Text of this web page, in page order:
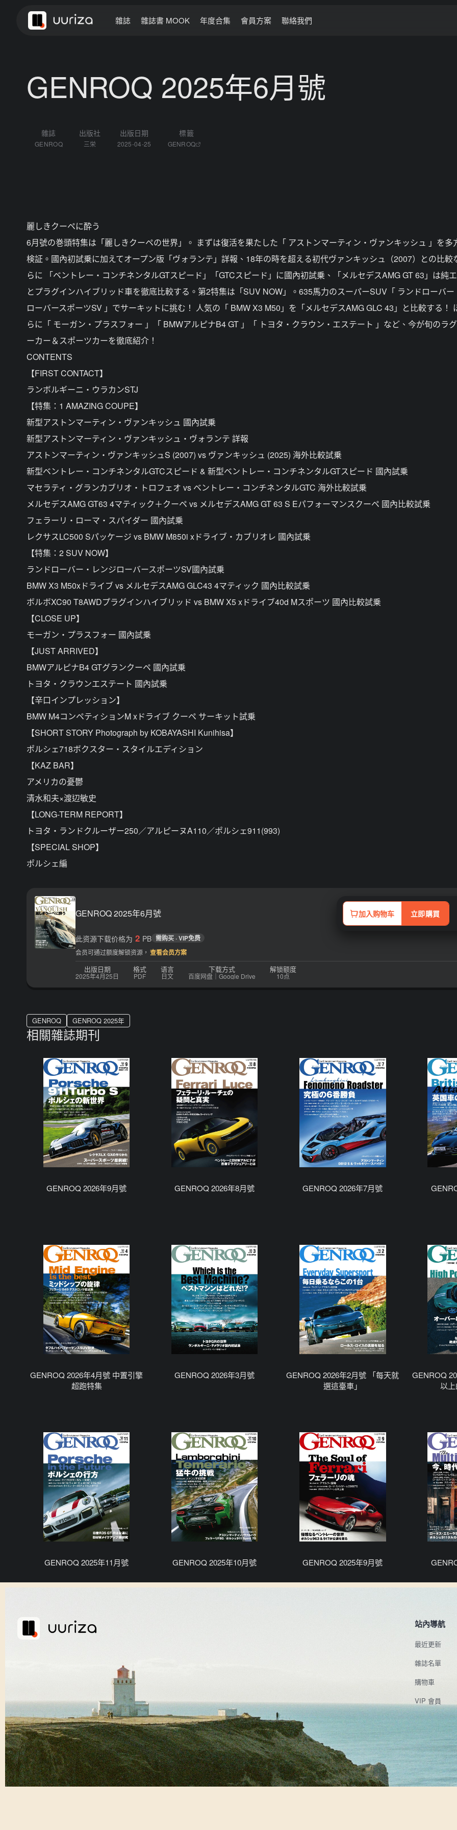
雜誌 雜誌書 MOOK 年度合集 會員方案 聯絡我們
GENROQ 2025年6月號
雜誌
GENROQ
出版社
三栄
出版日期
2025-04-25
標籤
GENROQ
麗しきクーペに酔う
6月號の巻頭特集は「麗しきクーペの世界」。 まずは復活を果たした「 アストンマーティン・ヴァンキッシュ 」を多
検証。國內初試乗に加えてオープン版「ヴォランテ」詳報、18年の時を超える初代ヴァンキッシュ（2007）との比較
らに 「ベントレー・コンチネンタルGTスピード」「GTCスピード」に國內初試乗、「メルセデスAMG GT 63」は純
とプラグインハイブリッド車を徹底比較する。第2特集は「SUV NOW」。635馬力のスーパーSUV「 ランドローバ
ローバースポーツSV 」でサーキットに挑む！ 人気の「 BMW X3 M50」を「メルセデスAMG GLC 43」と比較する！
らに「 モーガン・プラスフォー 」「 BMWアルピナB4 GT 」「 トヨタ・クラウン・エステート 」など、今が旬のラ
ーカー＆スポーツカーを徹底紹介！
CONTENTS
【FIRST CONTACT】
ランボルギーニ・ウラカンSTJ
【特集：1 AMAZING COUPE】
新型アストンマーティン・ヴァンキッシュ 國內試乗
新型アストンマーティン・ヴァンキッシュ・ヴォランテ 詳報
アストンマーティン・ヴァンキッシュS (2007) vs ヴァンキッシュ (2025) 海外比較試乗
新型ベントレー・コンチネンタルGTCスピード & 新型ベントレー・コンチネンタルGTスピード 國內試乗
マセラティ・グランカブリオ・トロフェオ vs ベントレー・コンチネンタルGTC 海外比較試乗
メルセデスAMG GT63 4マティック＋クーペ vs メルセデスAMG GT 63 S Eパフォーマンスクーペ 國內比較試乗
フェラーリ・ローマ・スパイダー 國內試乗
レクサスLC500 Sパッケージ vs BMW M850i xドライブ・カブリオレ 國內試乗
【特集：2 SUV NOW】
ランドローバー・レンジローバースポーツSV國內試乗
BMW X3 M50xドライブ vs メルセデスAMG GLC43 4マティック 國內比較試乗
ボルボXC90 T8AWDプラグインハイブリッド vs BMW X5 xドライブ40d Mスポーツ 國內比較試乗
【CLOSE UP】
モーガン・プラスフォー 國內試乗
【JUST ARRIVED】
BMWアルピナB4 GTグランクーペ 國內試乗
トヨタ・クラウンエステート 國內試乗
【辛口インプレッション】
BMW M4コンペティションM xドライブ クーペ サーキット試乗
【SHORT STORY Photograph by KOBAYASHI Kunihisa】
ポルシェ718ボクスター・スタイルエディション
【KAZ BAR】
アメリカの憂鬱
清水和夫×渡辺敏史
【LONG-TERM REPORT】
トヨタ・ランドクルーザー250／アルピーヌA110／ポルシェ911(993)
【SPECIAL SHOP】
ポルシェ編
GENROQ 2025年6月號 加入购物车 立即購買
此资源下载价格为 2 PB 需购买 · VIP免费
会员可通过额度解锁资源， 查看会员方案
出版日期
2025年4月25日
格式
PDF
语言
日文
下载方式
百度网盘｜Google Drive
解锁额度
10点
GENROQ GENROQ 2025年
相關雜誌期刊
GENROQ 2026年9月號 GENROQ 2026年8月號 GENROQ 2026年7月號
GENROQ 2026年4月號 中置引擎
超跑特集
GENROQ 2026年3月號
GENROQ 2026年2月號 「每天就
選這臺車」
GENROQ
以
GENROQ 2025年11月號 GENROQ 2025年10月號 GENROQ 2025年9月號
站內導航
最近更新
雜誌名單
購物車
VIP 會員